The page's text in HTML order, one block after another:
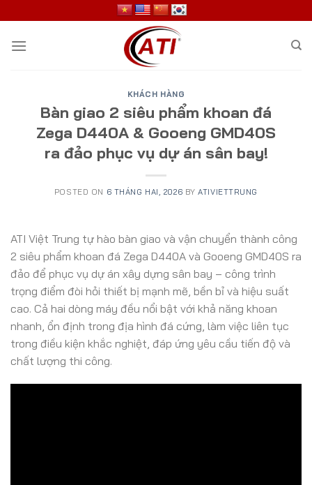
to
content
KHÁCH HÀNG
Bàn giao 2 siêu phẩm khoan đá
Zega D440A & Gooeng GMD40S
ra đảo phục vụ dự án sân bay!
POSTED ON 6 THÁNG HAI, 2026 BYATIVIETTRUNG
ATI Việt Trung tự hào bàn giao và vận chuyển thành công
2 siêu phẩm khoan đá Zega D440A và Gooeng GMD40S ra
đảo để phục vụ dự án xây dựng sân bay – công trình
trọng điểm đòi hỏi thiết bị mạnh mẽ, bền bỉ và hiệu suất
cao. Cả hai dòng máy đều nổi bật với khả năng khoan
nhanh, ổn định trong địa hình đá cứng, làm việc liên tục
trong điều kiện khắc nghiệt, đáp ứng yêu cầu tiến độ và
chất lượng thi công.